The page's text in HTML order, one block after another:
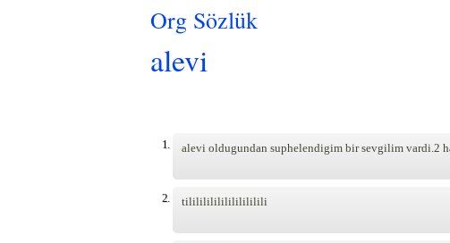
Org Sözlük
alevi
1. alevi oldugundan suphelendigim bir sevgilim vardi.2
2. tililililililililililili